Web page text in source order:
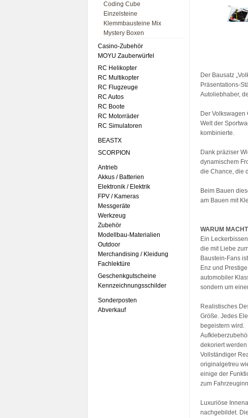
Coding Cube
Einzelsteine
Klemmbausteine Mix
Mystery Boxen
Casino-Zubehör
MOYU Zauberwürfel
RC Helikopter
RC Multikopter
RC Flugzeuge
RC Autos
RC Boote
RC Motorräder
RC Simulatoren
BEASTX
SCORPION
Antrieb
Akkus / Batterien
Elektronik / Elektrik
FPV / Kameras
Messgeräte
Werkzeug
Zubehör
Modellbau-Materialien
Outdoor
Merchandising / Kleidung
Fachlektüre
Geschenkgutscheine
Kennzeichnungsschilder
Sonderposten
Abverkauf
Der Bausatz
Präsentations-
Autoliebhaber,
Der
Welt der
kombinierte.
Dank präziser
dynamischem
die Chance, die
Beim Bauen
am Bauen mit
WARUM
Ein
die mit Liebe
Baustein-Fans
Enz und
automobiler
sondern um
Realistisches
Größe. Jedes
begeistern wird.
dekoriert
Vollständiger
originalgetreu
einige der
zum
Luxuriöse
nachgebildet.